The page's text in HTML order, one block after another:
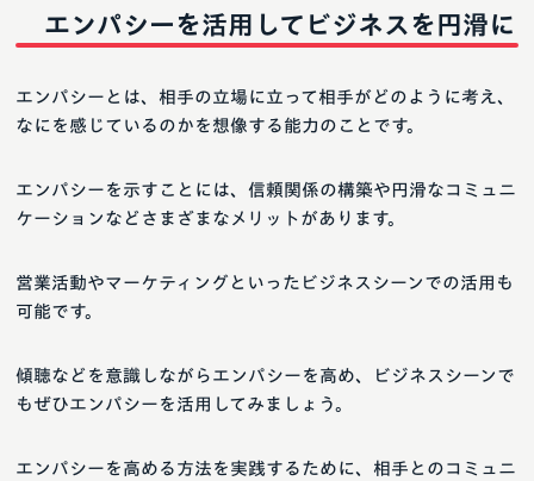
エンパシーを活用してビジネスを円滑に
エンパシーとは、相手の立場に立って相手がどのように考え、
なにを感じているのかを想像する能力のことです。
エンパシーを示すことには、信頼関係の構築や円滑なコミュニ
ケーションなどさまざまなメリットがあります。
営業活動やマーケティングといったビジネスシーンでの活用も
可能です。
傾聴などを意識しながらエンパシーを高め、ビジネスシーンで
もぜひエンパシーを活用してみましょう。
エンパシーを高める方法を実践するために、相手とのコミュニ